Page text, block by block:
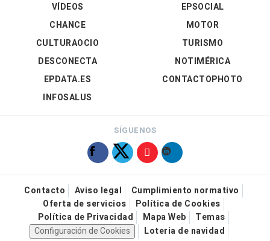
VÍDEOS
EPSOCIAL
CHANCE
CULTURAOCIO
DESCONECTA
EPDATA.ES
INFOSALUS
MOTOR
TURISMO
NOTIMÉRICA
CONTACTOPHOTO
SÍGUENOS
Contacto Aviso legal
Cumplimiento normativo
Oferta de servicios
Política de Cookies
Política de Privacidad
Mapa Web
Temas
Configuración de Cookies
Loteria de navidad